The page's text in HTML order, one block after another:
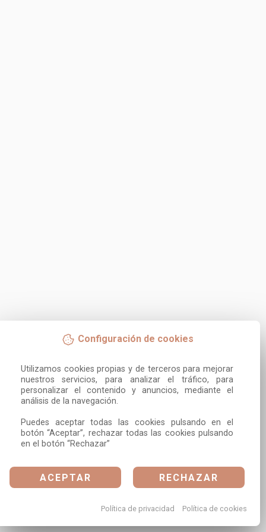
Configuración de cookies
Utilizamos cookies propias y de terceros para mejorar
nuestros servicios, para analizar el tráfico, para
personalizar el contenido y anuncios, mediante el
análisis de la navegación.
Puedes aceptar todas las cookies pulsando en el
botón “Aceptar”, rechazar todas las cookies pulsando
en el botón “Rechazar”
ACEPTAR RECHAZAR
Política de privacidad Política de cookies